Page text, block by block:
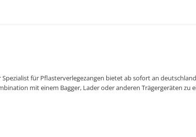
Spezialist für Pflasterverlegezangen bietet ab sofort an
mit einem Bagger, Lader oder anderen Trägergeräten zu